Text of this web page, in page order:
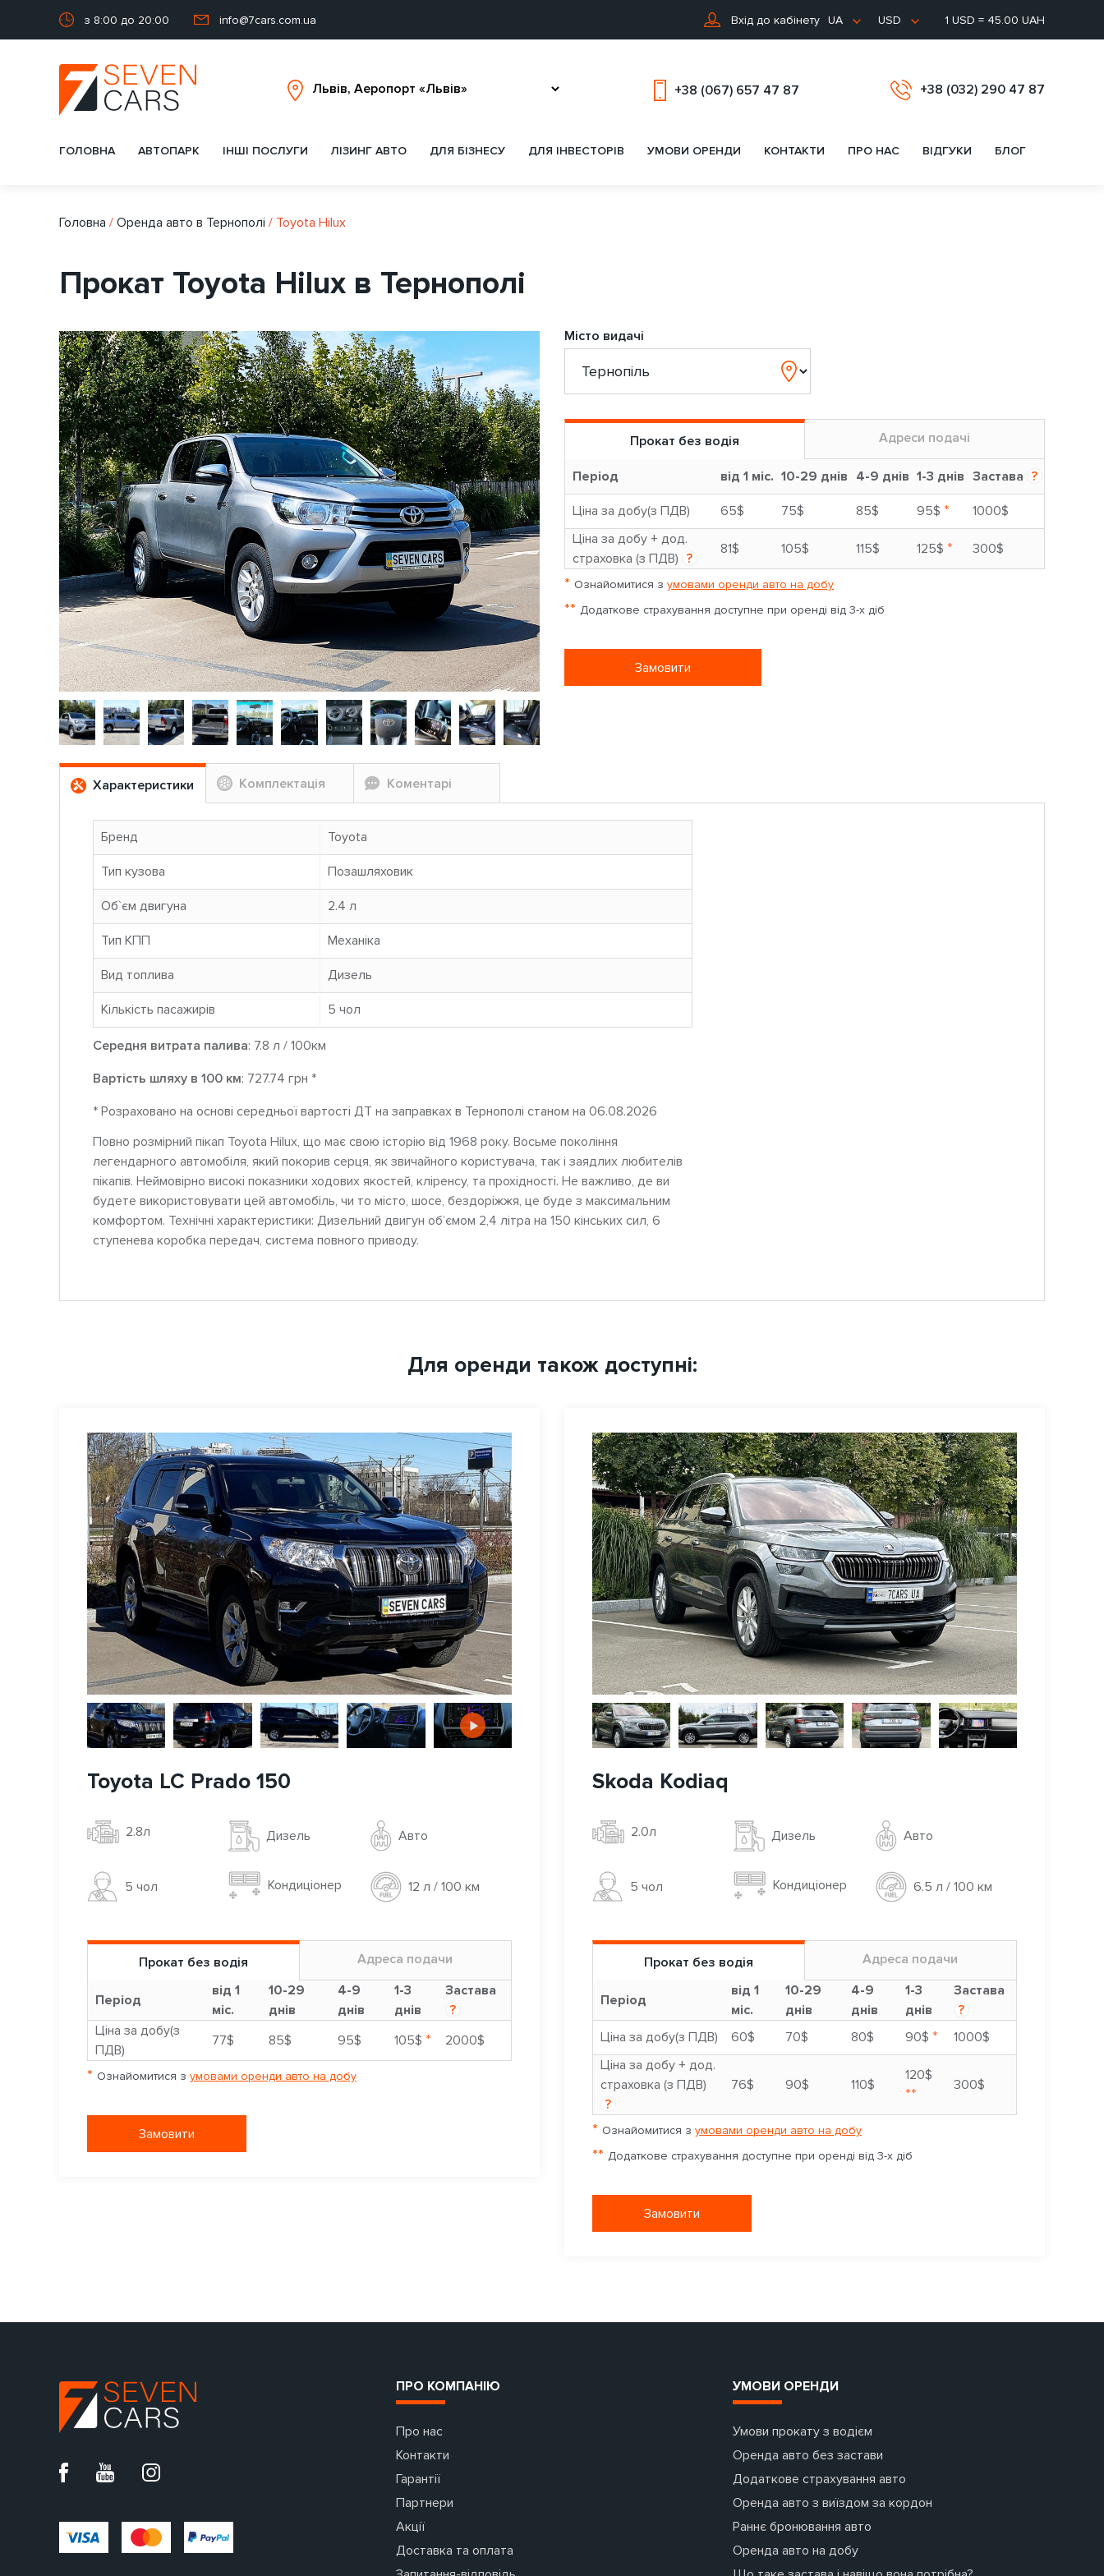
з 8:00 до 20:00 info@7cars.com.ua Вхід до кабінету UA USD 1 USD = 45.00 UAH
+38 (067) 657 47 87 +38 (032) 290 47 87
ГОЛОВНА АВТОПАРК ІНШІ ПОСЛУГИ ЛІЗИНГ АВТО ДЛЯ БІЗНЕСУ ДЛЯ ІНВЕСТОРІВ УМОВИ ОРЕНДИ КОНТАКТИ ПРО НАС ВІДГУКИ БЛОГ
Головна / Оренда авто в Тернополі / Toyota Hilux
Прокат Toyota Hilux в Тернополі
Місто видачі
Прокат без водія Адреси подачі
Період від 1 міс. 10-29 днів 4-9 днів 1-3 днів Застава ?
Ціна за добу(з ПДВ) 65$ 75$ 85$ 95$ *
1000$
Ціна за добу + дод.
страховка (з ПДВ) ?
81$ 105$ 115$ 125$ * 300$
* Ознайомитися з умовами оренди авто на добу
** Додаткове страхування доступне при оренді від 3-х діб
Замовити
Характеристики Комплектація Коментарі
Бренд Toyota
Тип кузова Позашляховик
Об`єм двигуна 2.4 л
Тип КПП Механіка
Вид топлива Дизель
Кількість пасажирів 5 чoл
Середня витрата палива: 7.8 л / 100км
Вартість шляху в 100 км: 727.74 грн *
* Розраховано на основі середньої вартості ДТ на заправках в Тернополі станом на 06.08.2026
Повно розмірний пікап Toyota Hilux, що має свою історію від 1968 року. Восьме покоління
легендарного автомобіля, який покорив серця, як звичайного користувача, так і заядлих любителів
пікапів. Неймовірно високі показники ходових якостей, кліренсу, та прохідності. Не важливо, де ви
будете використовувати цей автомобіль, чи то місто, шосе, бездоріжжя, це буде з максимальним
комфортом. Технічні характеристики: Дизельний двигун об’ємом 2,4 літра на 150 кінських сил, 6
ступенева коробка передач, система повного приводу.
Для оренди також доступні:
Toyota LC Prado 150
2.8л Дизель Авто
5 чoл Кондиціонер 12 л / 100 км
Прокат без водія Адреса подачи
Період
від 1
міс.
10-29
днів
4-9
днів
1-3
днів
Застава
?
Ціна за добу(з
ПДВ)
77$ 85$ 95$ 105$ * 2000$
* Ознайомитися з умовами оренди авто на добу
Замовити
Skoda Kodiaq
2.0л Дизель Авто
5 чoл Кондиціонер 6.5 л / 100 км
Прокат без водія Адреса подачи
Період
від 1
міс.
10-29
днів
4-9
днів
1-3
днів
Застава
?
Ціна за добу(з ПДВ)
60$ 70$ 80$ 90$ *
1000$
Ціна за добу + дод.
страховка (з ПДВ)
?
76$ 90$ 110$
120$
** 300$
* Ознайомитися з умовами оренди авто на добу
** Додаткове страхування доступне при оренді від 3-х діб
Замовити
ПРО КОМПАНІЮ
Про нас
Контакти
Гарантії
Партнери
Акції
Доставка та оплата
УМОВИ ОРЕНДИ
Умови прокату з водієм
Оренда авто без застави
Додаткове страхування авто
Оренда авто з виїздом за кордон
Раннє бронювання авто
Оренда авто на добу